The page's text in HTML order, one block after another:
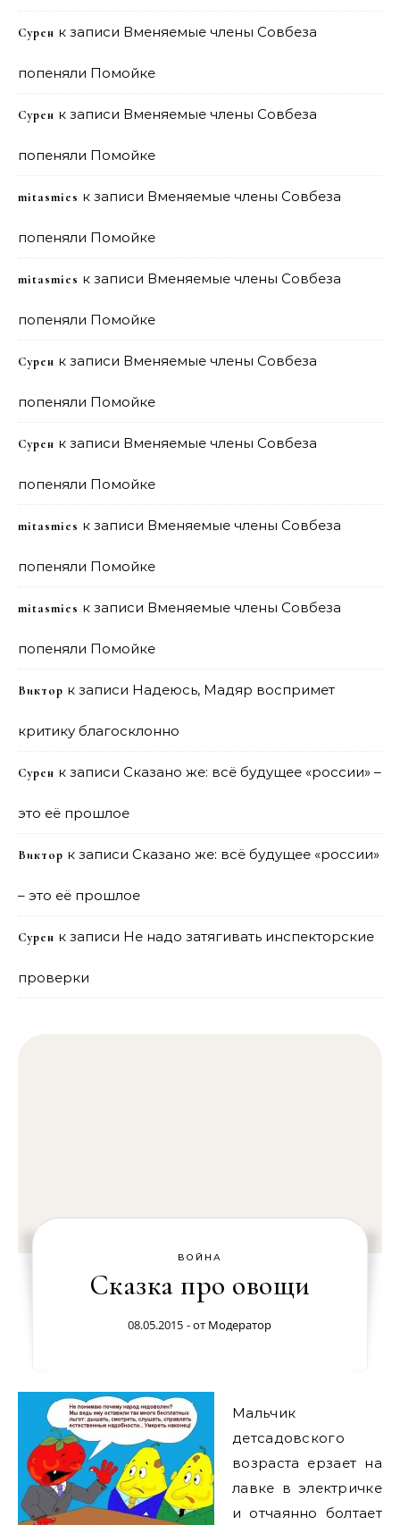
Сурен к записи Вменяемые члены Совбеза
попеняли Помойке
Сурен к записи Вменяемые члены Совбеза
попеняли Помойке
mitasmies к записи Вменяемые члены Совбеза
попеняли Помойке
mitasmies к записи Вменяемые члены Совбеза
попеняли Помойке
Сурен к записи Вменяемые члены Совбеза
попеняли Помойке
Сурен к записи Вменяемые члены Совбеза
попеняли Помойке
mitasmies к записи Вменяемые члены Совбеза
попеняли Помойке
mitasmies к записи Вменяемые члены Совбеза
попеняли Помойке
Виктор к записи Надеюсь, Мадяр воспримет
критику благосклонно
Сурен к записи Сказано же: всё будущее «россии» –
это её прошлое
Виктор к записи Сказано же: всё будущее «россии»
– это её прошлое
Сурен к записи Не надо затягивать инспекторские
проверки
ВОЙНА
Сказка про овощи
08.05.2015 - от Модератор
Мальчик
детсадовского
возраста ерзает на
лавке в электричке
и отчаянно болтает